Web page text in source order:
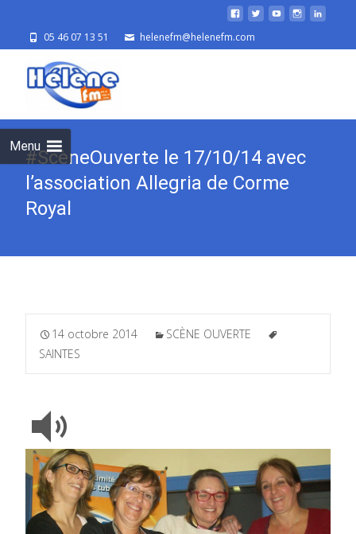
05 46 07 13 51 helenefm@helenefm.com
Menu
#ScèneOuverte le 17/10/14 avec
l’association Allegria de Corme
Royal
14 octobre 2014
SCÈNE OUVERTE
SAINTES